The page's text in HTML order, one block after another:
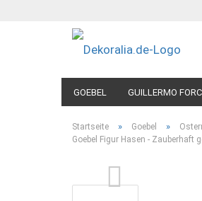
GOEBEL GUILLERMO
Startseite » Goebel »
Goebel Figur Hasen - Zauberhaft